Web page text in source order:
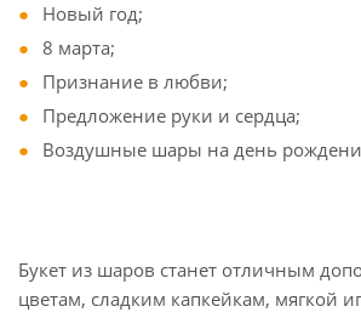
Новый год;
8 марта;
Признание в любви;
Предложение руки и сердца;
Воздушные шары на день
Букет из шаров станет отличным
цветам, сладким капкейкам, мягкой